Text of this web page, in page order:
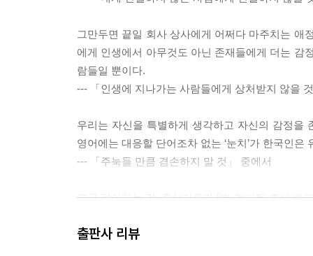
그만두면 끝일 회사 상사에게 어쩌다 마주치는 애
에게 인생에서 아무것도 아닌 존재들에게 더는 감
람들일 뿐이다.
--- 「인생에 지나가는 사람들에게 상처받지 않을
우리는 자신을 특별하게 생각하고 자신의 감정을
영어에는 대응할 단어조차 없는 ‘눈치’가 한국인
--- 「주눅들 만큼 겸손하지 말 것」 중에서
결국 점이라는 건, 홍삼가루가 5% 첨가된 홍삼 캔
본질이 모호함에 있기 때문이다.
출판사 리뷰